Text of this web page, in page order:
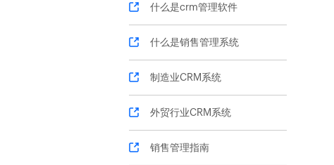
什么是crm管理软件
什么是销售管理系统
制造业CRM系统
外贸行业CRM系统
销售管理指南